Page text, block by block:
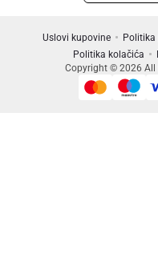
Uslovi kupovine
Politika kolačića
Copyright © 2026 All